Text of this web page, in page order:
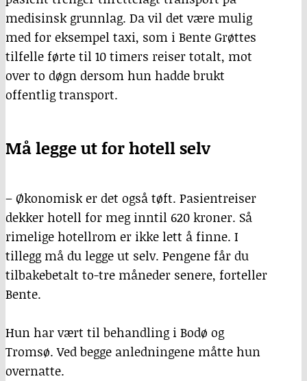
medisinsk grunnlag. Da vil det være mulig
med for eksempel taxi, som i Bente Grøttes
tilfelle førte til 10 timers reiser totalt, mot
over to døgn dersom hun hadde brukt
offentlig transport.
Må legge ut for hotell selv
– Økonomisk er det også tøft. Pasientreiser
dekker hotell for meg inntil 620 kroner. Så
rimelige hotellrom er ikke lett å finne. I
tillegg må du legge ut selv. Pengene får du
tilbakebetalt to-tre måneder senere, forteller
Bente.
Hun har vært til behandling i Bodø og
Tromsø. Ved begge anledningene måtte hun
overnatte.